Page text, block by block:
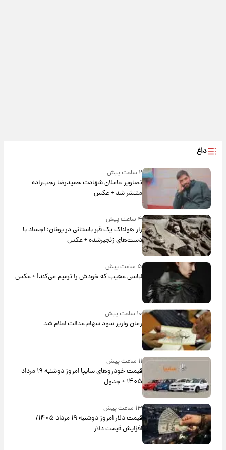
داغ
۲ ساعت پیش
تصاویر عاملان شهادت حمیدرضا رجب‌زاده
منتشر شد + عکس
۴ ساعت پیش
راز هولناک یک قبر باستانی در یونان؛ اجساد با
دست‌های زنجیرشده + عکس
۵ ساعت پیش
لباسی عجیب که خودش را ترمیم می‌کند! + عکس
۱۰ ساعت پیش
زمان واریز سود سهام عدالت اعلام شد
قیمت خودروهای سایپا امروز دوشنبه ۱۹ مرداد
۱۴۰۵ + جدول
۱۳ ساعت پیش
قیمت دلار امروز دوشنبه ۱۹ مرداد ۱۴۰۵/
افزایش قیمت دلار